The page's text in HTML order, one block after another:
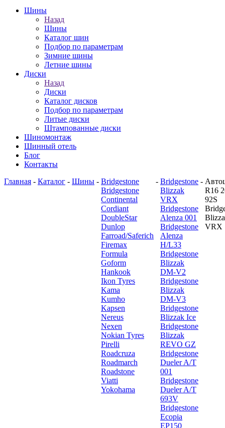
Шины
Назад
Шины
Каталог шин
Подбор по параметрам
Зимние шины
Летние шины
Диски
Назад
Диски
Каталог дисков
Подбор по параметрам
Литые диски
Штампованные диски
Шиномонтаж
Шинный отель
Блог
Контакты
Главная - Каталог - Шины - Bridgestone
Bridgestone
Continental
Cordiant
DoubleStar
Dunlop
Farroad/Saferich
Firemax
Formula
Goform
Hankook
Ikon Tyres
Kama
Kumho
Kapsen
Nereus
Nexen
Nokian Tyres
Pirelli
Roadcruza
Roadmarch
Roadstone
Viatti
Yokohama
- Bridgestone
Blizzak
VRX
Bridgestone
Alenza 001
Bridgestone
Alenza
H/L33
Bridgestone
Blizzak
DM-V2
Bridgestone
Blizzak
DM-V3
Bridgestone
Blizzak Ice
Bridgestone
Blizzak
REVO GZ
Bridgestone
Dueler A/T
001
Bridgestone
Dueler A/T
693V
Bridgestone
Ecopia
EP150
-
R16
92S
VRX